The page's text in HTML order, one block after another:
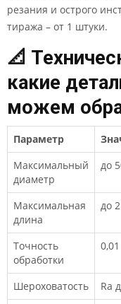
резания и острого
тиража – от 1 штуки.
📐
какие
можем
Параметр
Максимальный
диаметр
до
Максимальная
длина
до
Точность
обработки
Шероховатость
Ra